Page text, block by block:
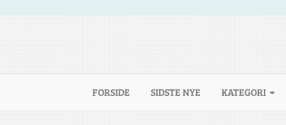
FORSIDE (CURRENT)
SIDSTE NYE KATEGORI